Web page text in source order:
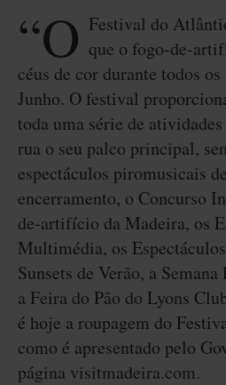
“O Festival do
que o fogo-de-
céus de cor durante todos os
Junho. O festival
toda uma série de
rua o seu palco principal,
espectáculos piromusicais
encerramento, o Concurso
de-artifício da Madeira, os
Multimédia, os
Sunsets de Verão, a
a Feira do Pão do Lyons
é hoje a roupagem do
como é apresentado pelo
página visitmadeira.com.